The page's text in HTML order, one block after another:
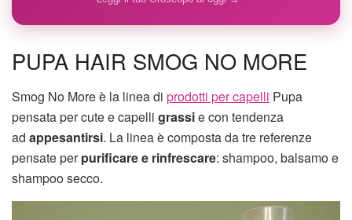
PUPA HAIR SMOG NO MORE
Smog No More è la linea di prodotti per capelli Pupa
pensata per cute e capelli grassie con tendenza
ad appesantirsi. La linea è composta da tre referenze
pensate perpurificare e rinfrescare: shampoo, balsamo e
shampoo secco.